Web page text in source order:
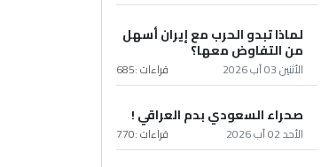
لماذا تبدو الحرب مع إيران أسهل
من التفاوض معها؟
الأثنين 03 آب 2026 قراءات :685
صحراء السعودي بدم العراقي !
الأحد 02 آب 2026 قراءات :770